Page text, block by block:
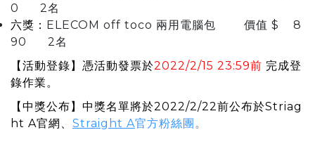
0 2名
六獎： ELECOM off toco 兩用電腦包 價值 $ 8
90 2名
【活動登錄】憑活動發票於2022/2/15 23:59前 完成登
錄作業。
【中獎公布】中獎名單將於2022/2/22前公布於Striag
ht A官網、 Straight A官方粉絲團 。